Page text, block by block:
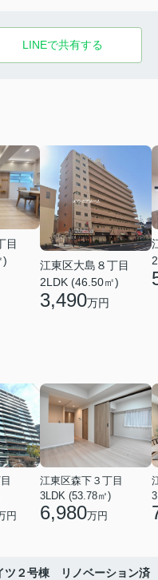
LINEで共有する
目
)
江東区大島８丁目
2LDK (46.50㎡)
3,490万円
円
江東区森下３丁目
3LDK (53.78㎡)
6,980万円
ツ２号棟 リノベーション済